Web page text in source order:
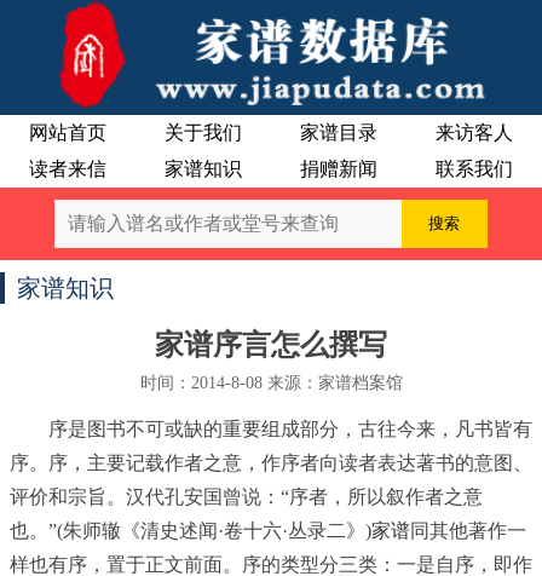
网站首页 关于我们 家谱目录
来访客人
读者来信
家谱知识 捐赠新闻 联系我们
家谱知识
家谱序言怎么撰写
时间：2014-8-08 来源：家谱档案馆
序是图书不可或缺的重要组成部分，古往今来，凡书皆有
序。序，主要记载作者之意，作序者向读者表达著书的意图、
评价和宗旨。汉代孔安国曾说：“序者，所以叙作者之意
也。”(朱师辙《清史述闻·卷十六·丛录二》)家谱同其他著作一
样也有序，置于正文前面。序的类型分三类：一是自序，即作